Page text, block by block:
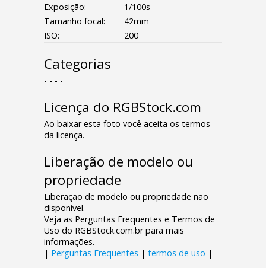
Exposição:
1/100s
Tamanho focal:
42mm
ISO:
200
Categorias
- - - -
Licença do RGBStock.com
Ao baixar esta foto você aceita os termos
da licença.
Liberação de modelo ou
propriedade
Liberação de modelo ou propriedade não
disponível.
Veja as Perguntas Frequentes e Termos de
Uso do RGBStock.com.br para mais
informações.
| Perguntas Frequentes | termos de uso |